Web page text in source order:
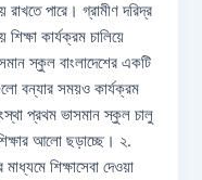
রাখতে পারে। গ্রামীণ দরিদ্র
কার্যক্রম চালিয়ে
স্কুল বাংলাদেশের একটি
বন্যার সময়ও কার্যক্রম
প্রথম ভাসমান স্কুল চালু
আলো ছড়াচ্ছে। ২.
শিক্ষাসেবা দেওয়া